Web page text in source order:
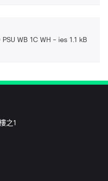
WB 1C WH ies 1.1 kB
之1